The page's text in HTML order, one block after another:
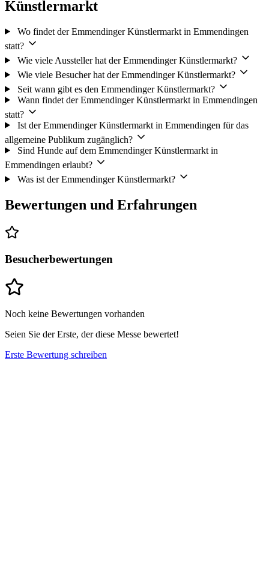
Künstlermarkt
Wo findet der Emmendinger Künstlermarkt in Emmendingen
statt?
Wie viele Aussteller hat der Emmendinger Künstlermarkt?
Wie viele Besucher hat der Emmendinger Künstlermarkt?
Seit wann gibt es den Emmendinger Künstlermarkt?
Wann findet der Emmendinger Künstlermarkt in Emmendingen
statt?
Ist der Emmendinger Künstlermarkt in Emmendingen für das
allgemeine Publikum zugänglich?
Sind Hunde auf dem Emmendinger Künstlermarkt in
Emmendingen erlaubt?
Was ist der Emmendinger Künstlermarkt?
Bewertungen und Erfahrungen
Besucherbewertungen
Noch keine Bewertungen vorhanden
Seien Sie der Erste, der diese Messe bewertet!
Erste Bewertung schreiben